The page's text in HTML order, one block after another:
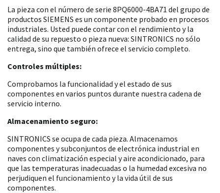
La pieza con el número de serie 8PQ6000-4BA71 del grupo de
productos SIEMENS es un componente probado en procesos
industriales. Usted puede contar con el rendimiento y la
calidad de su repuesto o pieza nueva: SINTRONICS no sólo
entrega, sino que también ofrece el servicio completo.
Controles múltiples:
Comprobamos la funcionalidad y el estado de sus
componentes en varios puntos durante nuestra cadena de
servicio interno.
Almacenamiento seguro:
SINTRONICS se ocupa de cada pieza. Almacenamos
componentes y subconjuntos de electrónica industrial en
naves con climatización especial y aire acondicionado, para
que las temperaturas inadecuadas o la humedad excesiva no
perjudiquen el funcionamiento y la vida útil de sus
componentes.